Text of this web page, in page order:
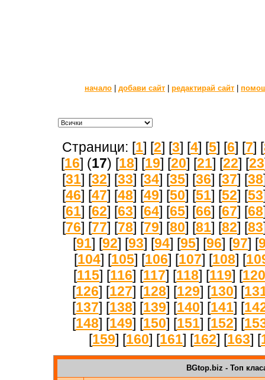
начало добави сайт редактирай сайт
Страници: [1] [2] [3] [4] [5] [6] [7] [
[16] (17) [18] [19] [20] [21] [22] [23
[31] [32] [33] [34] [35] [36] [37] [38
[46] [47] [48] [49] [50] [51] [52] [53
[61] [62] [63] [64] [65] [66] [67] [68
[76] [77] [78] [79] [80] [81] [82] [83
[91] [92] [93] [94] [95] [96] [97] [
[104] [105] [106] [107] [108] [
[115] [116] [117] [118] [119] [120
[126] [127] [128] [129] [130] [
[137] [138] [139] [140] [141] [
[148] [149] [150] [151] [152] [
[159] [160] [161] [162] [163] [
BGtop.biz - Топ